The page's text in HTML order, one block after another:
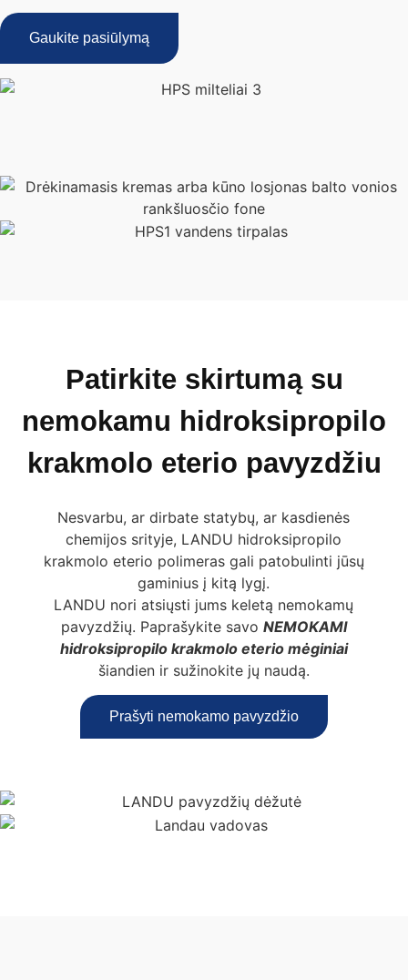
Gaukite pasiūlymą
Patirkite skirtumą su
nemokamu hidroksipropilo
krakmolo eterio pavyzdžiu
Nesvarbu, ar dirbate statybų, ar kasdienės
chemijos srityje, LANDU hidroksipropilo
krakmolo eterio polimeras gali patobulinti jūsų
gaminius į kitą lygį.
LANDU nori atsiųsti jums keletą nemokamų
pavyzdžių. Paprašykite savo NEMOKAMI
hidroksipropilo krakmolo eterio mėginiai
šiandien ir sužinokite jų naudą.
Prašyti nemokamo pavyzdžio